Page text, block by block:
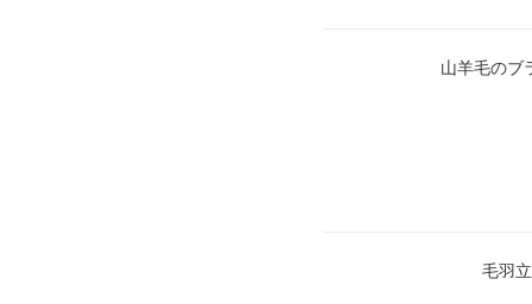
山羊毛のブ
毛羽